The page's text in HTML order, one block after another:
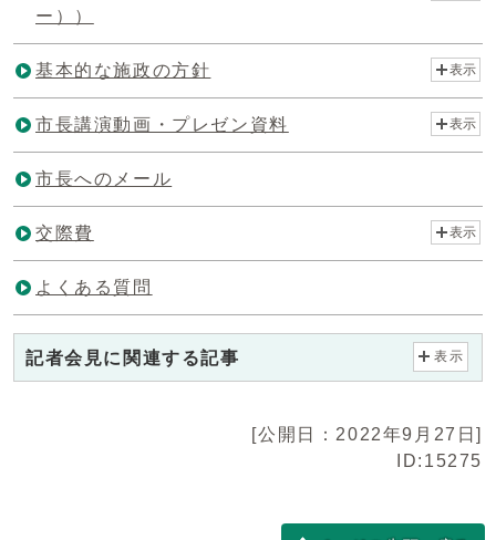
ー））
基本的な施政の方針 表示
市長講演動画・プレゼン資料 表示
市長へのメール
交際費 表示
よくある質問
記者会見に関連する記事 表示
[公開日：2022年9月27日]
ID:15275